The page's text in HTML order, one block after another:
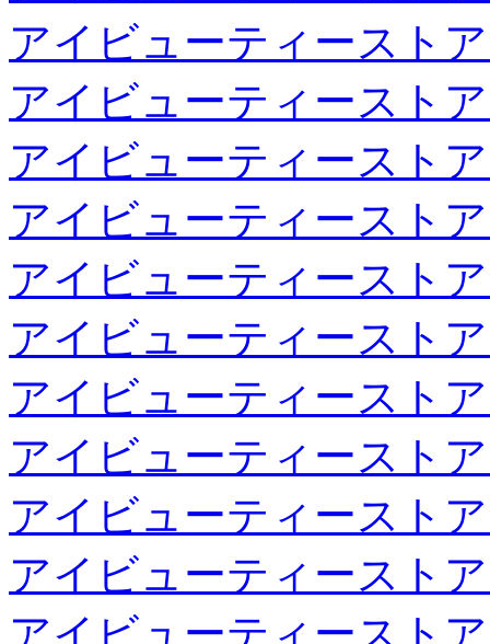
アイビューティースト
アイビューティースト
アイビューティースト
アイビューティースト
アイビューティースト
アイビューティースト
アイビューティースト
アイビューティースト
アイビューティースト
アイビューティースト
アイビューティースト